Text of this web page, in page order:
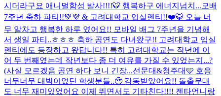
시더라구요 애니멀함성 발사!!!!🐯 행복하구 에너지넘치... 모배
7주년 축하 파티!!💚💜 & 고려대학교 입실렌티!!❤️🐯 오늘 너
무 알차고 행복한 하루 였어요!! 모바일 배그 7주년을 기념해
서 생일 파티..ㅎㅎㅎ 축하 공연도 다녀왔구!! 고려대학교 입실
렌티에도 등장하고 왔답니다!! 특히 고려대학교는 작년에 이
어 두 번째였는데 작년보다 좀 더 여유를 가질 수 있었는지...?
(사실 모르겠음 공연 하다 보니 긴장...선문대&청주대🩵 호응
너무너무 대박이었던 학생분들..🥹 감동받았어요!! 돌출무대
도 너무 재미있었어요 이제 뛰면서도 기타친다!!!! 젠타언니랑